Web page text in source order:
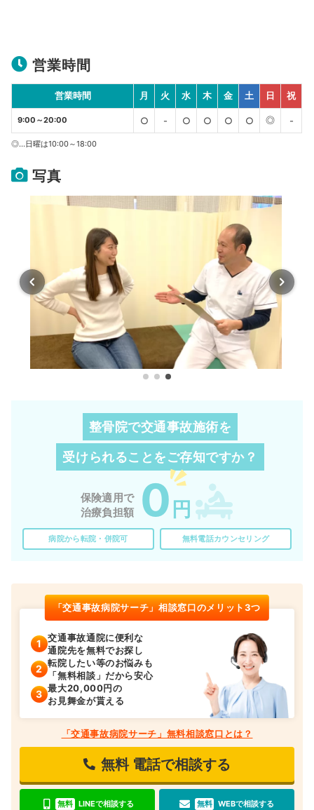
営業時間
営業時間 月 火 水 木 金 土 日 祝
9:00～20:00 ○ - ○ ○ ○ ○ ◎ -
◎…日曜は10:00～18:00
写真
整骨院で交通事故施術を
受けられることをご存知ですか？
保険適用で
治療負担額
0 円
病院から転院・併院可 無料電話カウンセリング
「交通事故病院サーチ」相談窓口のメリット3つ
交通事故通院に便利な
通院先を無料でお探し
転院したい等のお悩みも
「無料相談」だから安心
最大20,000円の
お見舞金が貰える
「交通事故病院サーチ」無料相談窓口とは？
無料 電話で相談する
無料 LINEで相談する 無料 WEBで相談する